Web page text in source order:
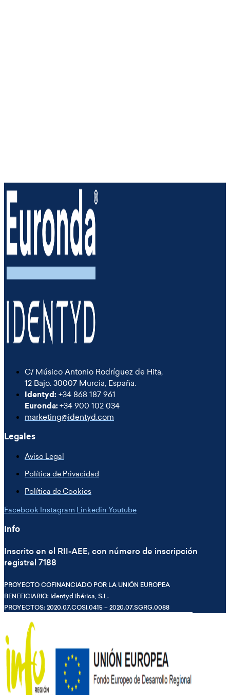
C/ Músico Antonio Rodríguez de Hita,
12 Bajo. 30007 Murcia, España.
Identyd: +34 868 187 961
Euronda: +34 900 102 034
marketing@identyd.com
Legales
Aviso Legal
Política de Privacidad
Política de Cookies
Facebook Instagram Linkedin Youtube
Info
Inscrito en el RII-AEE, con número de inscripción
registral 7188
PROYECTO COFINANCIADO POR LA UNIÓN EUROPEA
BENEFICIARIO: Identyd Ibérica, S.L.
PROYECTOS: 2020.07.COSI.0415 – 2020.07.SGRG.0088